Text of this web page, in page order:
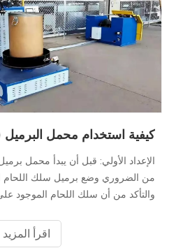
الإعداد الأولي: قبل أن يبدأ محمل
من الضروري وضع برميل سلك اللحام
والتأكد من أن سلك اللحام الموجود
اقرأ المزيد